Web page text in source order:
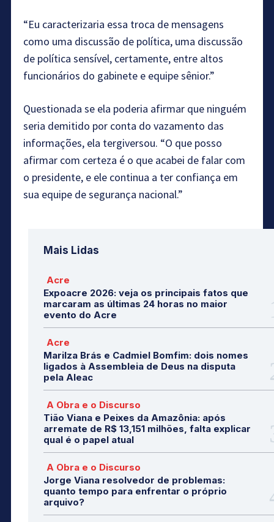
“Eu caracterizaria essa troca de mensagens
como uma discussão de política, uma discussão
de política sensível, certamente, entre altos
funcionários do gabinete e equipe sênior.”
Questionada se ela poderia afirmar que ninguém
seria demitido por conta do vazamento das
informações, ela tergiversou. “O que posso
afirmar com certeza é o que acabei de falar com
o presidente, e ele continua a ter confiança em
sua equipe de segurança nacional.”
Mais Lidas
Acre
Expoacre 2026: veja os principais fatos que
marcaram as últimas 24 horas no maior
evento do Acre
Acre
Marilza Brás e Cadmiel Bomfim: dois nomes
ligados à Assembleia de Deus na disputa
pela Aleac
A Obra e o Discurso
Tião Viana e Peixes da Amazônia: após
arremate de R$ 13,151 milhões, falta explicar
qual é o papel atual
A Obra e o Discurso
Jorge Viana resolvedor de problemas:
quanto tempo para enfrentar o próprio
arquivo?